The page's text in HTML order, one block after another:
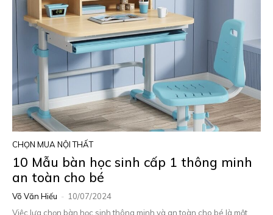
CHỌN MUA NỘI THẤT
10 Mẫu bàn học sinh cấp 1 thông minh
an toàn cho bé
Võ Văn Hiếu - 10/07/2024
Việc lựa chọn bàn học sinh thông minh và an toàn cho bé là một